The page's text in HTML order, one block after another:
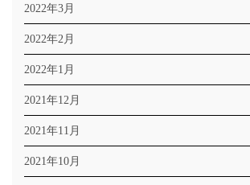
2022年3月
2022年2月
2022年1月
2021年12月
2021年11月
2021年10月